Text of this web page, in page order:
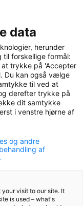
data
herunder
til forskellige formål:
trykke på 'Accepter
Du kan også vælge
til ved at
derefter trykke på
dit samtykke
i venstre hjørne af
og andre
af
visit to our site. It
is used – what's